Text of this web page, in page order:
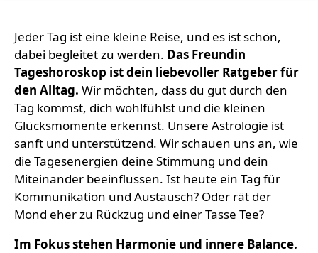
Jeder Tag ist eine kleine Reise, und es ist schön,
dabei begleitet zu werden. Das Freundin
Tageshoroskop ist dein liebevoller Ratgeber für
den Alltag. Wir möchten, dass du gut durch den
Tag kommst, dich wohlfühlst und die kleinen
Glücksmomente erkennst. Unsere Astrologie ist
sanft und unterstützend. Wir schauen uns an, wie
die Tagesenergien deine Stimmung und dein
Miteinander beeinflussen. Ist heute ein Tag für
Kommunikation und Austausch? Oder rät der
Mond eher zu Rückzug und einer Tasse Tee?
Im Fokus stehen Harmonie und innere Balance.